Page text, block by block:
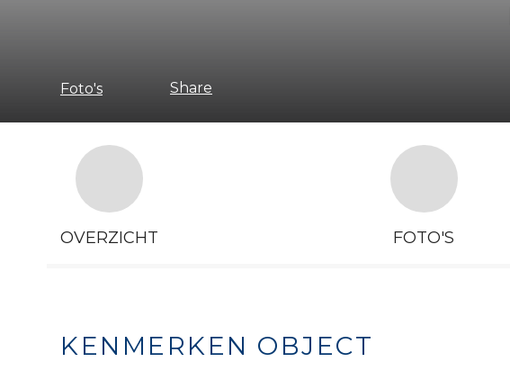
Foto's Share
OVERZICHT FOTO'S
KENMERKEN OBJECT